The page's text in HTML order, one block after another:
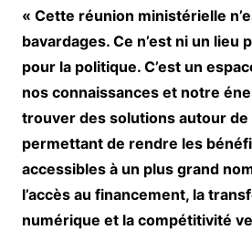
« Cette réunion ministérielle
bavardages. Ce n’est ni un lieu
pour la politique. C’est un
nos connaissances et notre
trouver des solutions autour
permettant de rendre les
accessibles à un plus grand
l’accès au financement, la
numérique et la compétitivité